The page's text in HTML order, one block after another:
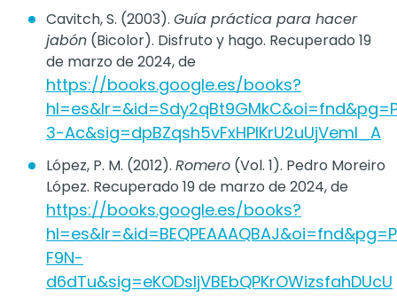
Cavitch, S. (2003). Guía práctica para hacer
jabón (Bicolor). Disfruto y hago. Recuperado 19
de marzo de 2024, de
https://books.google.es/books?
3-Ac&sig=dpBZqsh5vFxHPlKrU2uUjVemI_A
López, P. M. (2012). Romero (Vol. 1). Pedro Moreiro
López. Recuperado 19 de marzo de 2024, de
https://books.google.es/books?
F9N-
d6dTu&sig=eKODsIjVBEbQPKrOWizsfahDUcU